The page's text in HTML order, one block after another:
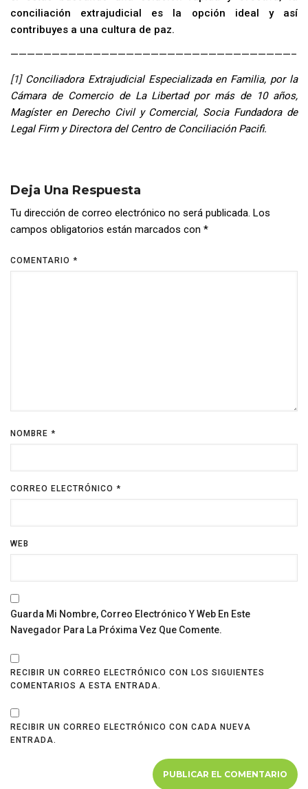
conciliación extrajudicial es la opción ideal
y así
contribuyes a una cultura de paz.
——————————————————————————————————–
[1] Conciliadora Extrajudicial Especializada en Familia, por la
Cámara de Comercio de La Libertad por más de 10 años,
Magíster en Derecho Civil y Comercial, Socia Fundadora de
Legal Firm y Directora del Centro de Conciliación Pacifi.
Deja Una Respuesta
Tu dirección de correo electrónico no será publicada. Los
campos obligatorios están marcados con *
COMENTARIO *
NOMBRE *
CORREO ELECTRÓNICO *
WEB
Guarda Mi Nombre, Correo Electrónico Y Web En Este
Navegador Para La Próxima Vez Que Comente.
RECIBIR UN CORREO ELECTRÓNICO CON LOS SIGUIENTES
COMENTARIOS A ESTA ENTRADA.
RECIBIR UN CORREO ELECTRÓNICO CON CADA NUEVA
ENTRADA.